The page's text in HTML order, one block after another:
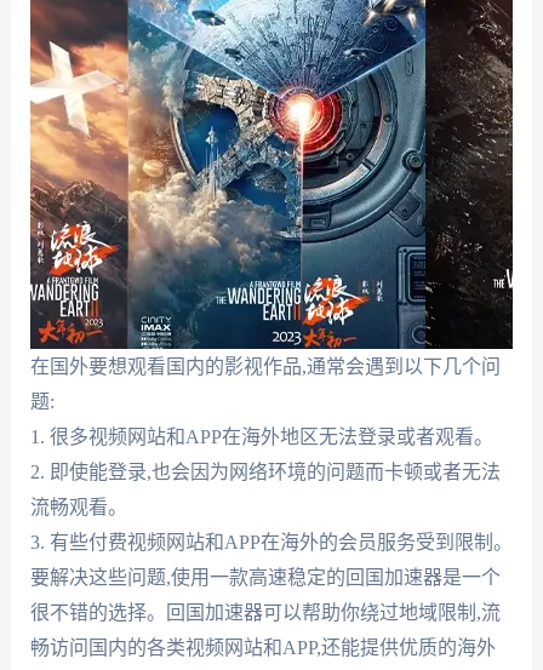
在国外要想观看国内的影视作品,通常会遇到以下几个问
题:
1. 很多视频网站和APP在海外地区无法登录或者观看。
2. 即使能登录,也会因为网络环境的问题而卡顿或者无法
流畅观看。
3. 有些付费视频网站和APP在海外的会员服务受到限制。
要解决这些问题,使用一款高速稳定的回国加速器是一个
很不错的选择。回国加速器可以帮助你绕过地域限制,流
畅访问国内的各类视频网站和APP,还能提供优质的海外